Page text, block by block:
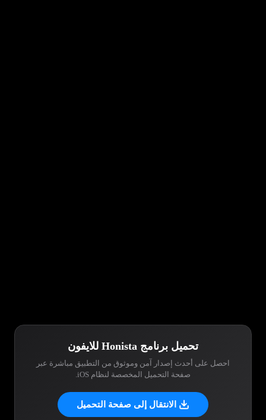
تحميل برنامج Honista للايفون
احصل على أحدث إصدار آمن وموثوق من التطبيق مباشرة عبر
صفحة التحميل المخصصة لنظام iOS.
الانتقال إلى صفحة التحميل